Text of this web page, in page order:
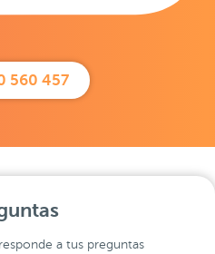
560 457
a tus preguntas